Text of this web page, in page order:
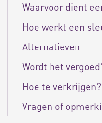
Waarvoor dient
Hoe werkt een
Alternatieven
Wordt het
Hoe te verkrijgen?
Vragen of